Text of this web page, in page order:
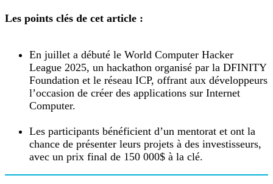
Les points clés de cet article :
En juillet a débuté le World Computer Hacker
League 2025, un hackathon organisé par la DFINITY
Foundation et le réseau ICP, offrant aux développeurs
l’occasion de créer des applications sur Internet
Computer.
Les participants bénéficient d’un mentorat et ont la
chance de présenter leurs projets à des investisseurs,
avec un prix final de 150 000$ à la clé.